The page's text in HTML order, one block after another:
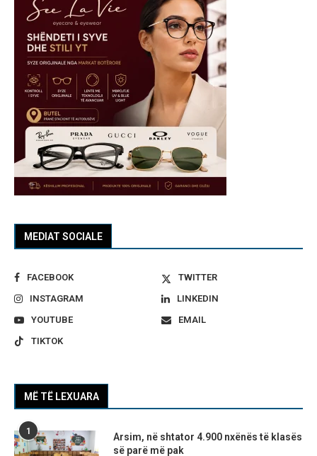
MEDIAT SOCIALE
FACEBOOK
TWITTER
INSTAGRAM
LINKEDIN
YOUTUBE
EMAIL
TIKTOK
MË TË LEXUARA
1
Arsim, në shtator 4.900 nxënës të klasës
së parë më pak